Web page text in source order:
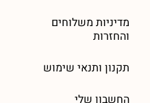
מדיניות משלוחים
והחזרות
תקנון ותנאי שימוש
החשבון שלי